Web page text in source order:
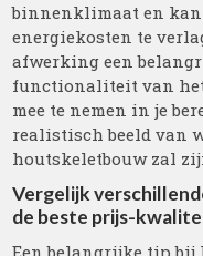
binnenklimaat en
energiekosten te
afwerking een
functionaliteit van het
mee te nemen in je
realistisch beeld van
houtskeletbouw zal
Vergelijk
de beste prijs-
Een belangrijke tip bij